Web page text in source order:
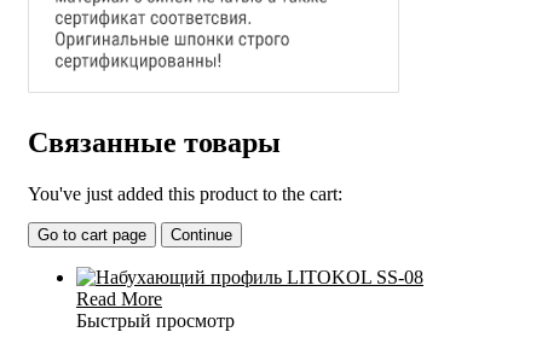
Связанные товары
You've just added this product to the cart:
Go to cart page Continue
Read More
Быстрый просмотр